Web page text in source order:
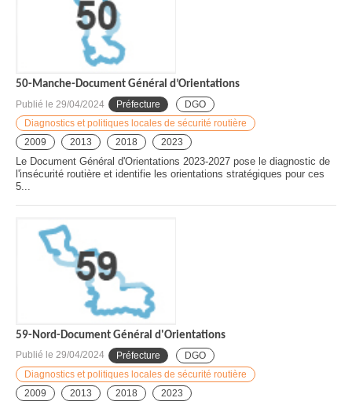
50-Manche-Document Général d’Orientations
Publié le 29/04/2024 Préfecture
DGO
Diagnostics et politiques locales de sécurité routière
2009
2013 2018 2023
Le Document Général d'Orientations 2023-2027 pose le diagnostic de
l'insécurité routière et identifie les orientations stratégiques pour ces
5...
59-Nord-Document Général d'Orientations
Publié le 29/04/2024 Préfecture
DGO
Diagnostics et politiques locales de sécurité routière
2009
2013 2018 2023